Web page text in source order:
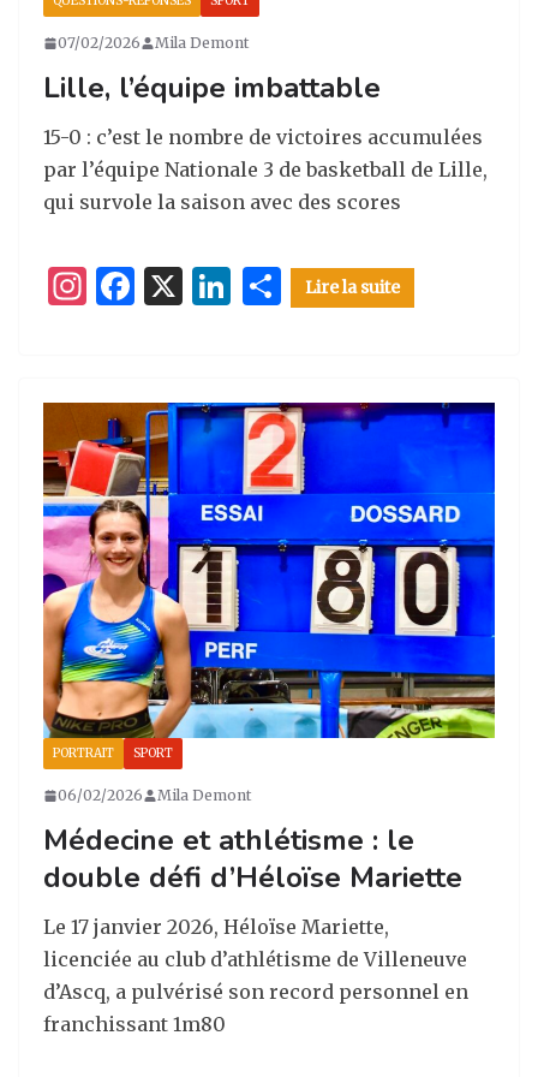
07/02/2026 Mila Demont
Lille, l’équipe imbattable
15-0 : c’est le nombre de victoires accumulées
par l’équipe Nationale 3 de basketball de Lille,
qui survole la saison avec des scores
I
a
g
ra
m
F
e
b
o
o
k
X
Li
e
dI
n
ar
g
er
Lire la suite
PORTRAIT SPORT
06/02/2026 Mila Demont
Médecine et athlétisme : le
double défi d’Héloïse Mariette
Le 17 janvier 2026, Héloïse Mariette,
licenciée au club d’athlétisme de Villeneuve
d’Ascq, a pulvérisé son record personnel en
franchissant 1m80